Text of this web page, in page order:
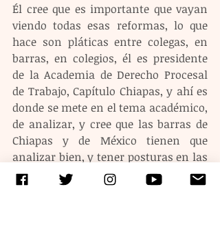
Él cree que es importante que vayan
viendo todas esas reformas, lo que
hace son pláticas entre colegas, en
barras, en colegios, él es presidente
de la Academia de Derecho Procesal
de Trabajo, Capítulo Chiapas, y ahí es
donde se mete en el tema académico,
de analizar, y cree que las barras de
Chiapas y de México tienen que
analizar bien, y tener posturas en las
cuales puedan sugerir a sus
gobernantes, desde el Poder